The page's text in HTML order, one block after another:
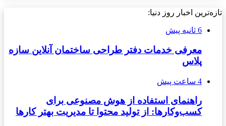
تازه‌ترین اخبار روز دنیا:
6 ثانیه پیش
معرفی خدمات دفتر طراحی ساختمان آنلاین سازه
پلاس
4 ساعت پیش
راهنمای استفاده از هوش مصنوعی برای
کسب‌وکارها: از تولید محتوا تا مدیریت بهتر کارها